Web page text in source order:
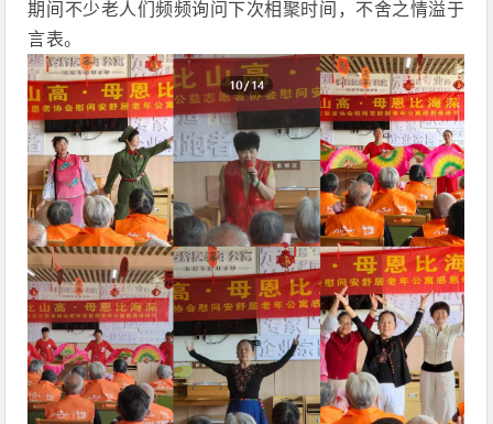
期间不少老人们频频询问下次相聚时间，不舍之情溢于
言表。